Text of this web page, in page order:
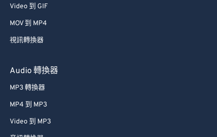
Video 到 GIF
MOV 到 MP4
視訊轉換器
Audio 轉換器
MP3 轉換器
MP4 到 MP3
Video 到 MP3